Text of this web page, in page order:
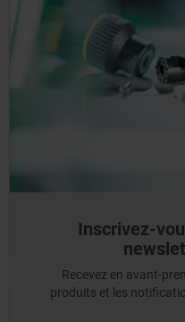
Inscrivez-
Recevez en avant-
produits et les